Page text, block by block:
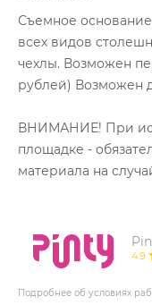
Съемное
всех видов
чехлы. Возможен
рублей) Возможен
ВНИМАНИЕ! При
площадке -
материала на
4.9
Подробнее об условиях